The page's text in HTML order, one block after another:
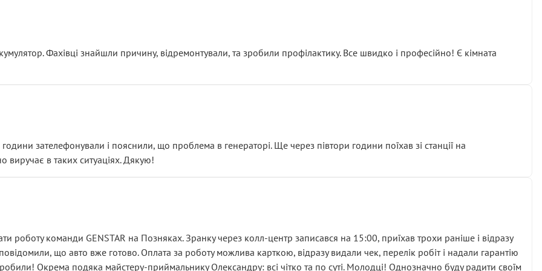
із головним гальмівним циліндром у зборі.
і тоді сервіс наче справив хороше враження. Але згодом знайшов декілька гайок під лобовим склом. Мені
хвилюватися. ( надіюсь новий власник, не застяг в полі))
підірвав.
а “аби швидше і дорожче”. Саме це і псує загальне враження та бажання повертатися.
Фахівці знайшли причину, відремонтували, та зробили профілактику. Все швидко і професійно! Є кімната
зателефонували і пояснили, що проблема в генераторі. Ще через півтори години поїхав зі станції на
виручає в таких ситуаціях. Дякую!
роботу команди GENSTAR на Позняках. Зранку через колл-центр записався на 15:00, приїхав трохи раніше і відразу
що авто вже готово. Оплата за роботу можлива карткою, відразу видали чек, перелік робіт і надали гарантію
Окрема подяка майстеру-приймальнику Олександру: всі чітко та по суті. Молодці! Однозначно буду радити своїм